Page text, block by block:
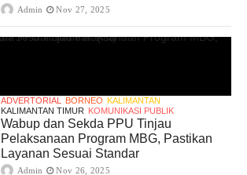
Admin Nov 27, 2025
ADVERTORIAL BORNEO KALIMANTAN
KALIMANTAN TIMUR KOMUNIKASI PUBLIK
Wabup dan Sekda PPU Tinjau
Pelaksanaan Program MBG, Pastikan
Layanan Sesuai Standar
Admin Nov 26, 2025